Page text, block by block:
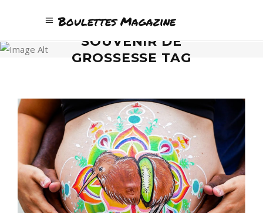
Boulettes Magazine
SOUVENIR DE
GROSSESSE TAG